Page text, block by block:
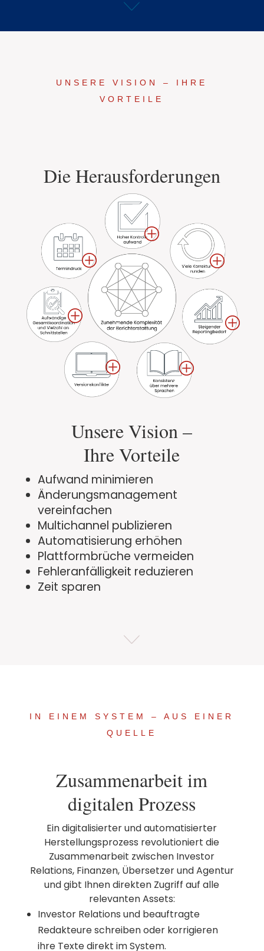
UNSERE VISION – IHRE
VORTEILE
Die Herausforderungen
Unsere Vision –
Ihre Vorteile
Aufwand minimieren
Änderungsmanagement
vereinfachen
Multichannel publizieren
Automatisierung erhöhen
Plattformbrüche vermeiden
Fehleranfälligkeit reduzieren
Zeit sparen
IN EINEM SYSTEM – AUS EINER
QUELLE
Zusammenarbeit im
digitalen Prozess
Ein digitalisierter und automatisierter
Herstellungsprozess revolutioniert die
Zusammenarbeit zwischen Investor
Relations, Finanzen, Übersetzer und Agentur
und gibt Ihnen direkten Zugriff auf alle
relevanten Assets:
Investor Relations und beauftragte
Redakteure schreiben oder korrigieren
ihre Texte direkt im System.